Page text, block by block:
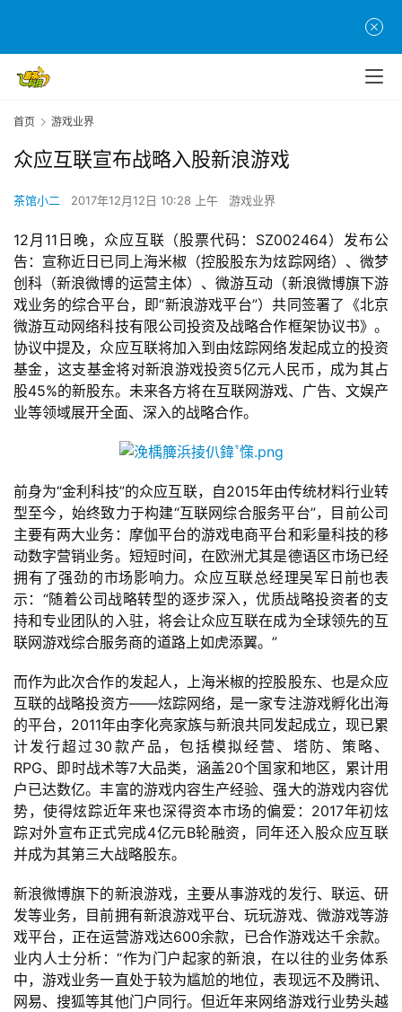
首
页
游
茶
原
创
游
戏
业
界
手
机
游
单
机
游
戏
首页 游戏业界
众应互联宣布战略入股新浪游戏
茶馆小二 2017年12月12日 10:28 上午 游戏业界
12月11日晚，众应互联（股票代码：SZ002464）发布公
告：宣称近日已同上海米椒（控股股东为炫踪网络）、微梦
创科（新浪微博的运营主体）、微游互动（新浪微博旗下游
戏业务的综合平台，即“新浪游戏平台”）共同签署了《北京
微游互动网络科技有限公司投资及战略合作框架协议书》。
协议中提及，众应互联将加入到由炫踪网络发起成立的投资
基金，这支基金将对新浪游戏投资5亿元人民币，成为其占
股45%的新股东。未来各方将在互联网游戏、广告、文娱产
业等领域展开全面、深入的战略合作。
前身为“金利科技”的众应互联，自2015年由传统材料行业转
型至今，始终致力于构建“互联网综合服务平台”，目前公司
主要有两大业务：摩伽平台的游戏电商平台和彩量科技的移
动数字营销业务。短短时间，在欧洲尤其是德语区市场已经
拥有了强劲的市场影响力。众应互联总经理吴军日前也表
示：“随着公司战略转型的逐步深入，优质战略投资者的支
持和专业团队的入驻，将会让众应互联在成为全球领先的互
联网游戏综合服务商的道路上如虎添翼。”
而作为此次合作的发起人，上海米椒的控股股东、也是众应
互联的战略投资方——炫踪网络，是一家专注游戏孵化出海
的平台，2011年由李化亮家族与新浪共同发起成立，现已累
计发行超过30款产品，包括模拟经营、塔防、策略、
RPG、即时战术等7大品类，涵盖20个国家和地区，累计用
户已达数亿。丰富的游戏内容生产经验、强大的游戏内容优
势，使得炫踪近年来也深得资本市场的偏爱：2017年初炫
踪对外宣布正式完成4亿元B轮融资，同年还入股众应互联
并成为其第三大战略股东。
新浪微博旗下的新浪游戏，主要从事游戏的发行、联运、研
发等业务，目前拥有新浪游戏平台、玩玩游戏、微游戏等游
戏平台，正在运营游戏达600余款，已合作游戏达千余款。
业内人士分析：“作为门户起家的新浪，在以往的业务体系
中，游戏业务一直处于较为尴尬的地位，表现远不及腾讯、
网易、搜狐等其他门户同行。但近年来网络游戏行业势头越